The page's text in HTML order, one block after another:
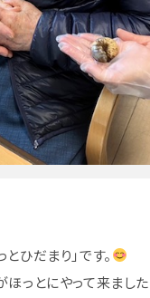
ひだまり」です。
ほっとにやって来まし